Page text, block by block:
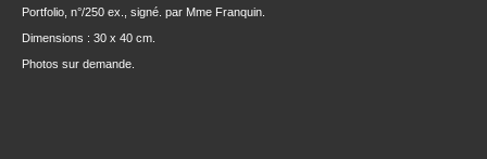
Portfolio, n°/250 ex., signé. par Mme Franquin.
Dimensions : 30 x 40 cm.
Photos sur demande.